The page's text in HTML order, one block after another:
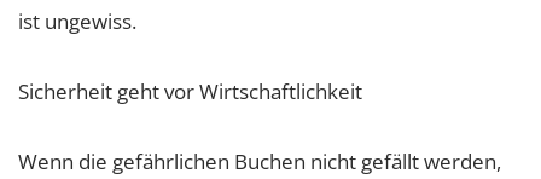
ist ungewiss.
Sicherheit geht vor Wirtschaftlichkeit
Wenn die gefährlichen Buchen nicht gefällt werden,